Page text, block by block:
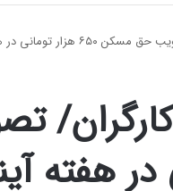
تومانی در هفته آینده